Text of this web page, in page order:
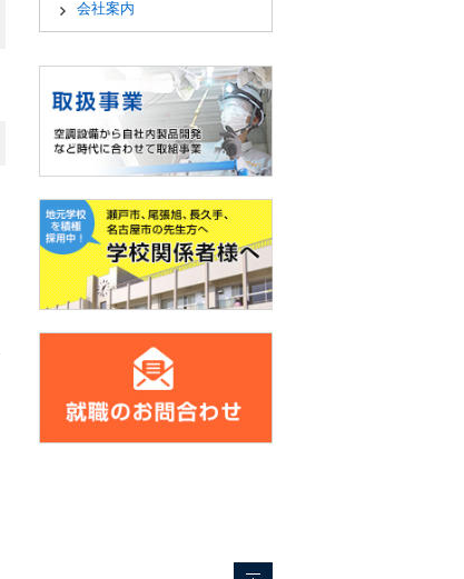
会社案内